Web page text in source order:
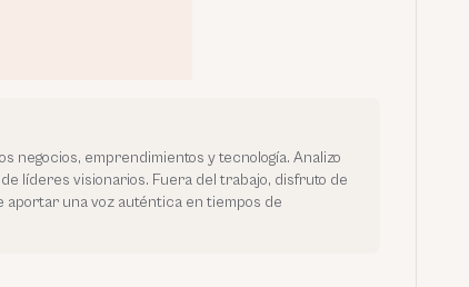
negocios, emprendimientos y tecnología. Analizo
líderes visionarios. Fuera del trabajo, disfruto de
aportar una voz auténtica en tiempos de